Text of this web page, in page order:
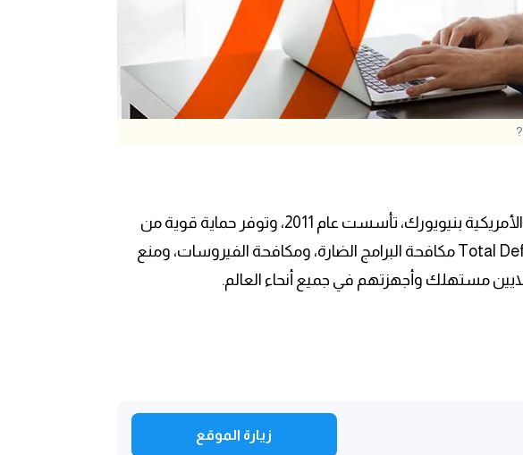
يقع مقر شركة Total Defense في الولايات المتحدة الأمريكية بنيويورك، تأسست عام 2011، وتوفر حماية قوية من
التهديدات المتطورة عبر الإنترنت. تشمل حلول Total Defense مكافحة البرامج الضارة، ومكافحة الفيروسات، ومنع
زيارة الموقع